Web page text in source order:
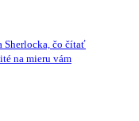
Sherlocka, čo čítať
na mieru vám